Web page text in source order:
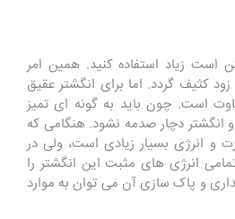
است زیاد استفاده کنید. همین امر
کثیف گردد. اما برای انگشتر عقیق
است. چون باید به گونه ای تمیز
انگشتر دچار صدمه نشود. هنگامی که
و انرژی بسیار زیادی است، ولی در
انرژی های مثبت این انگشتر را
و پاک سازی آن می توان به موارد